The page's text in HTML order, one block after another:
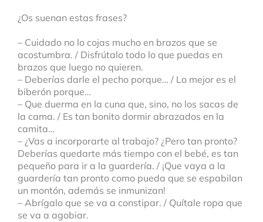
¿Os suenan estas frases?
– Cuidado no lo cojas mucho en brazos que se
acostumbra. / Disfrútalo todo lo que puedas en
brazos que luego no quieren.
– Deberías darle el pecho porque… / Lo mejor es el
biberón porque…
– Que duerma en la cuna que, sino, no los sacas de
la cama. / Es tan bonito dormir abrazados en la
camita…
– ¿Vas a incorporarte al trabajo? ¿Pero tan pronto?
Deberías quedarte más tiempo con el bebé, es tan
pequeño para ir a la guardería. / ¡Que vaya a la
guardería tan pronto como pueda que se espabilan
un montón, además se inmunizan!
– Abrígalo que se va a constipar. / Quítale ropa que
se va a agobiar.